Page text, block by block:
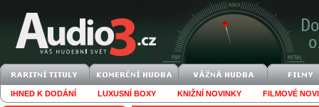
IHNED K DODÁNÍ LUXUSNÍ BOXY KNIŽNÍ NOVINKY FILMOVÉ